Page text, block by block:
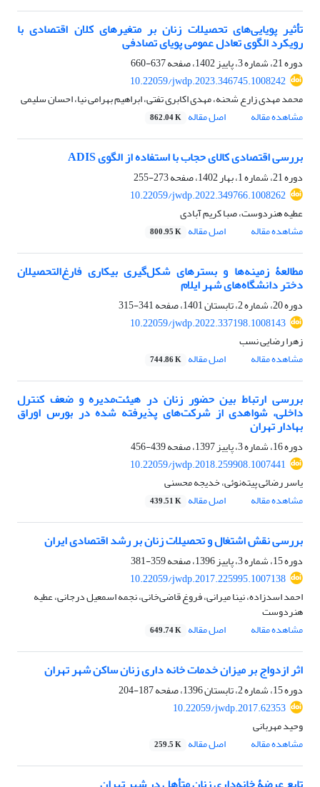
تأثیر پویایی‌های تحصیلات زنان بر متغیرهای کلان اقتصادی با
رویکرد الگوی تعادل عمومی پویای تصادفی
دوره 21، شماره 3، پاییز 1402، صفحه
637-660
10.22059/jwdp.2023.346745.1008242
محمد مهدی زارع شحنه، مهدی اکابری تفتی، ابراهیم بهرامی نیا، احسان سلیمی
مشاهده مقاله
اصل مقاله 862.04 K
بررسی اقتصادی کالای حجاب با استفاده از الگوی ADIS
دوره 21، شماره 1، بهار 1402، صفحه
273-255
10.22059/jwdp.2022.349766.1008262
عطیه هنردوست، صبا کریم آبادی
مشاهده مقاله
اصل مقاله 800.95 K
مطالعۀ زمینه‌‌ها و بسترهای شکل‌‌گیری بیکاری فارغ‌‌التحصیلان
دختر دانشگاه‌‌های شهر ایلام
دوره 20، شماره 2، تابستان 1401، صفحه
341-315
10.22059/jwdp.2022.337198.1008143
زهرا رضایی نسب
مشاهده مقاله
اصل مقاله 744.86 K
بررسی ارتباط بین حضور زنان در هیئت‌مدیره و ضعف کنترل
داخلی، شواهدی از شرکت‌های پذیرفته شده در بورس اوراق
بهادار تهران
دوره 16، شماره 3، پاییز 1397، صفحه
439-456
10.22059/jwdp.2018.259908.1007441
یاسر رضائی پیته‌نوئی، خدیجه محسنی
مشاهده مقاله
اصل مقاله 439.51 K
بررسی نقش اشتغال و تحصیلات زنان بر رشد اقتصادی ایران
دوره 15، شماره 3، پاییز 1396، صفحه
359-381
10.22059/jwdp.2017.225995.1007138
احمد اسدزاده، نینا میرانی، فروغ قاضی‌خانی، نجمه اسمعیل درجانی، عطیه
هنردوست
مشاهده مقاله
اصل مقاله 649.74 K
اثر ازدواج بر میزان خدمات خانه ‏داری زنان ساکن شهر تهران
دوره 15، شماره 2، تابستان 1396، صفحه
187-204
10.22059/jwdp.2017.62353
وحید مهربانی
مشاهده مقاله
اصل مقاله 259.5 K